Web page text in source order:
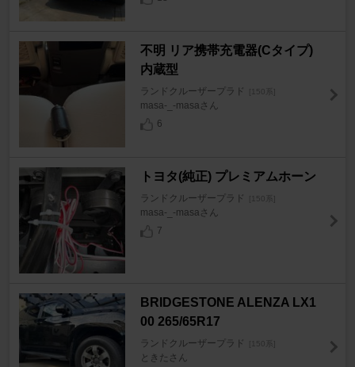
不明 リア携帯充電器(Cタイプ)
内蔵型
ランドクルーザープラド
masa-_-masaさん
6
トヨタ(純正) プレミアムホーン
ランドクルーザープラド
masa-_-masaさん
7
BRIDGESTONE ALENZA LX1
00 265/65R17
ランドクルーザープラド
ときたさん